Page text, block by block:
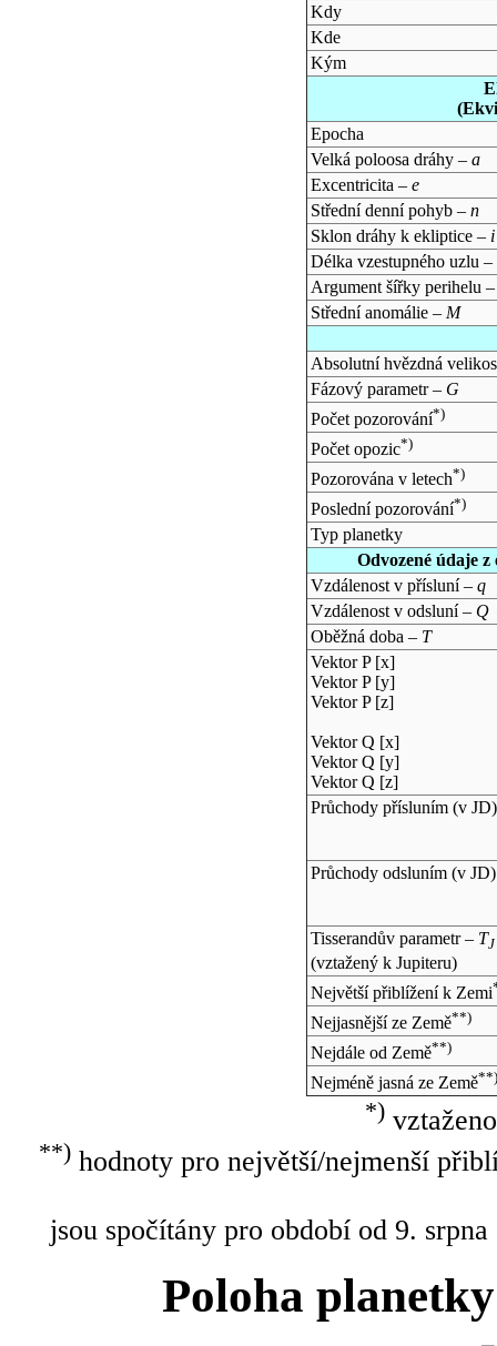
Kdy
Kde
Kým
Epocha
Velká poloosa dráhy – a
Excentricita – e
Střední denní pohyb – n
Sklon dráhy k ekliptice – i
Délka vzestupného uzlu –
Argument šířky perihelu
Střední anomálie – M
Absolutní hvězdná
Fázový parametr – G
Počet pozorování*)
Počet opozic*)
Pozorována v letech*)
Poslední pozorování*)
Typ planetky
Odvozené údaje
Vzdálenost v přísluní – q
Vzdálenost v odsluní – Q
Oběžná doba – T
Vektor P [x]
Vektor P [y]
Vektor P [z]
Vektor Q [x]
Vektor Q [y]
Vektor Q [z]
Průchody přísluním (v JD)
Průchody odsluním (v JD)
Tisserandův parametr – TJ
(vztažený k Jupiteru)
Největší přiblížení k Zemi
Nejjasnější ze Země**)
Nejdále od Země**)
Nejméně jasná ze Země**)
*)
**)hodnoty pro největší/nejmenší
jsou spočítány pro období od 9.
Poloha